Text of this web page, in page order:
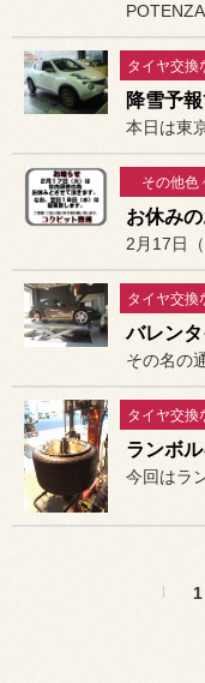
タイヤ交換
降雪予
その他色
お休み
タイヤ交換
バレンタ
タイヤ交換
ランボ
1